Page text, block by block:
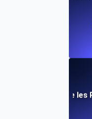
Qu'est-ce que